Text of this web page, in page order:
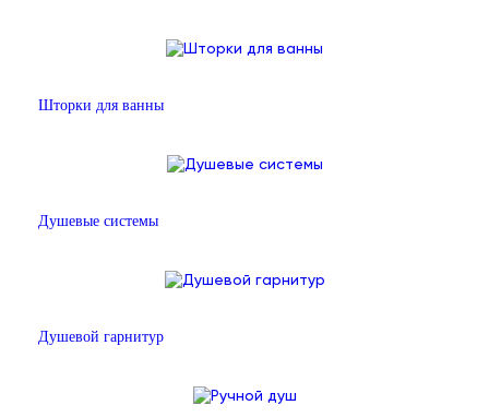
Шторки для ванны
Душевые системы
Душевой гарнитур